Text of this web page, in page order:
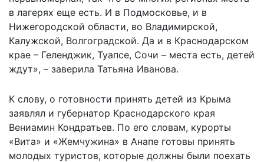
в лагерях еще есть. И в Подмосковье, и в
Нижегородской области, во Владимирской,
Калужской, Волгоградской. Да и в Краснодарском
крае – Геленджик, Туапсе, Сочи – места есть, детей
ждут», – заверила Татьяна Иванова.
К слову, о готовности принять детей из Крыма
заявлял и губернатор Краснодарского края
Вениамин Кондратьев. По его словам, курорты
«Вита» и «Жемчужина» в Анапе готовы принять
молодых туристов, которые должны были поехать